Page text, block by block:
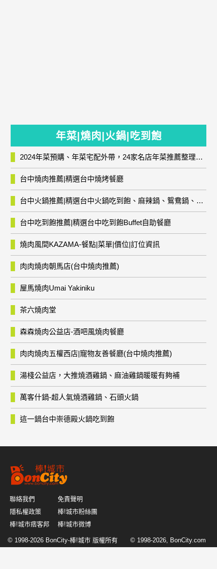
年菜|燒肉|火鍋|吃到飽
2024年菜預購、年菜宅配外帶，24家名店年菜推薦整理，圍爐輕鬆上菜團圓趣
台中燒肉推薦|精選台中燒烤餐廳
台中火鍋推薦|精選台中火鍋吃到飽、麻辣鍋、鴛鴦鍋、石頭火鍋、酸菜白肉鍋、海鮮鍋、燒酒雞、麻油雞、壽喜燒等熱門人氣火鍋店!
台中吃到飽推薦|精選台中吃到飽Buffet自助餐廳
燒肉風間KAZAMA-餐點|菜單|價位|訂位資訊
肉肉燒肉朝馬店(台中燒肉推薦)
屋馬燒肉Umai Yakiniku
茶六燒肉堂
森森燒肉公益店-酒吧風燒肉餐廳
肉肉燒肉五權西店|寵物友善餐廳(台中燒肉推薦)
湯棧公益店，大推燒酒雞鍋、麻油雞鍋暖暖有夠補
萬客什鍋-超人氣燒酒雞鍋、石頭火鍋
這一鍋台中崇德殿火鍋吃到飽
聯絡我們
免責聲明
隱私權政策
棒!城市粉絲團
棒!城市痞客邦
棒!城市微博
© 1998-2026 BonCity-棒!城市 版權所有 © 1998-2026, BonCity.com